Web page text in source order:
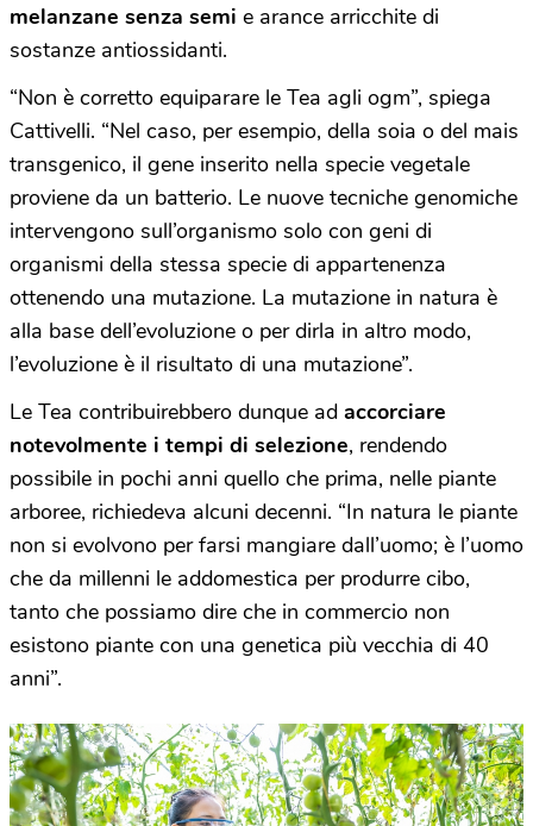
melanzane senza semi e arance arricchite di
sostanze antiossidanti.
“Non è corretto equiparare le Tea agli ogm”, spiega
Cattivelli. “Nel caso, per esempio, della soia o del mais
transgenico, il gene inserito nella specie vegetale
proviene da un batterio. Le nuove tecniche genomiche
intervengono sull’organismo solo con geni di
organismi della stessa specie di appartenenza
ottenendo una mutazione. La mutazione in natura è
alla base dell’evoluzione o per dirla in altro modo,
l’evoluzione è il risultato di una mutazione”.
Le Tea contribuirebbero dunque ad accorciare
notevolmente i tempi di selezione, rendendo
possibile in pochi anni quello che prima, nelle piante
arboree, richiedeva alcuni decenni. “In natura le piante
non si evolvono per farsi mangiare dall’uomo; è l’uomo
che da millenni le addomestica per produrre cibo,
tanto che possiamo dire che in commercio non
esistono piante con una genetica più vecchia di 40
anni”.